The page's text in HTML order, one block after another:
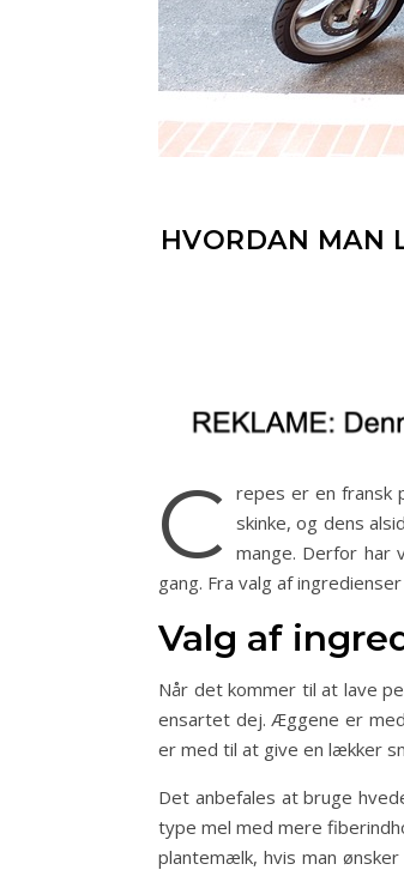
HVORDAN MAN
C repes er en fransk
skinke, og dens
mange. Derfor har
gang. Fra valg af
Valg af
Når det kommer til at lave
ensartet dej. Æggene er
er med til at give en lækker
Det anbefales at bruge
type mel med mere
plantemælk, hvis man